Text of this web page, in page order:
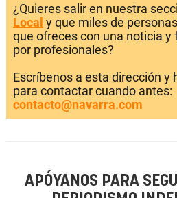
¿Quieres salir en nuestra
Local y que miles de
que ofreces con una noticia
por profesionales?
Escríbenos a esta dirección y
para contactar cuando antes:
contacto@navarra.com
APÓYANOS PARA